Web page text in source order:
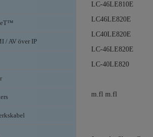
/ AV över IP
LC-46LE810E
LC46LE820E
LC40LE820E
LC-46LE820E
LC-40LE820
m.fl m.fl